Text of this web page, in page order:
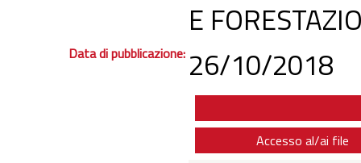
E
Data di pubblicazione: 26/10/2018
Accesso al/ai file